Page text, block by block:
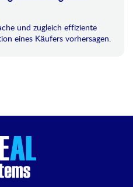
und zugleich effiziente
eines Käufers vorhersagen.